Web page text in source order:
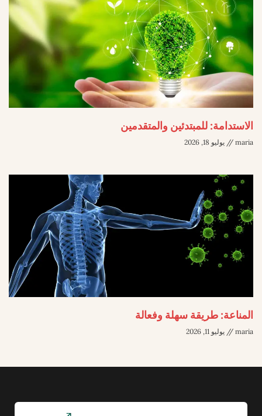
الاستدامة: للمبتدئين والمتقدمين
maria يوليو 18, 2026
المناعة: طريقة سهلة وفعالة
maria يوليو 11, 2026